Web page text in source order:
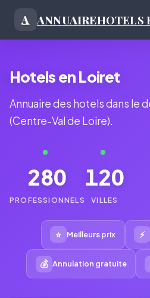
A ANNUAIREHOTELS
Hotels en Loiret
Annuaire des hotels dans le
(Centre-Val de Loire).
280
PROFESSIONNELS
120
VILLES
⭐ Meilleurs prix ⚡
💰 Annulation gratuite